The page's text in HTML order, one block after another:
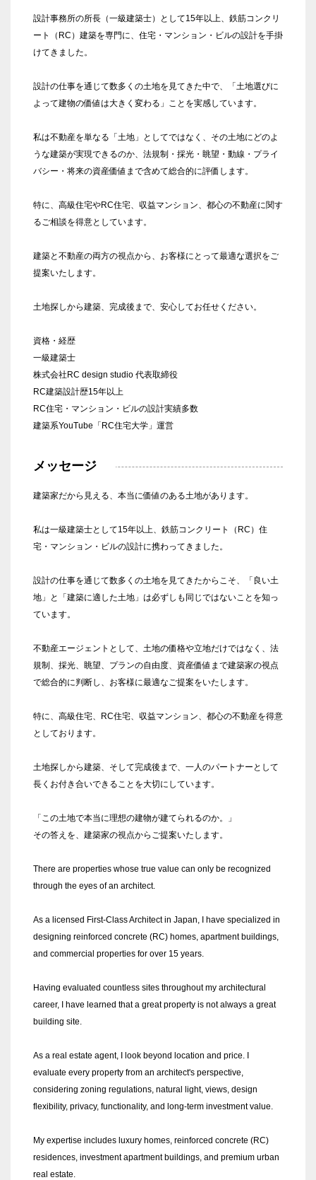
設計事務所の所長（一級建築士）として15年以上、鉄筋コンクリ
ート（RC）建築を専門に、住宅・マンション・ビルの設計を手掛
けてきました。
設計の仕事を通じて数多くの土地を見てきた中で、「土地選びに
よって建物の価値は大きく変わる」ことを実感しています。
私は不動産を単なる「土地」としてではなく、その土地にどのよ
うな建築が実現できるのか、法規制・採光・眺望・動線・プライ
バシー・将来の資産価値まで含めて総合的に評価します。
特に、高級住宅やRC住宅、収益マンション、都心の不動産に関す
るご相談を得意としています。
建築と不動産の両方の視点から、お客様にとって最適な選択をご
提案いたします。
土地探しから建築、完成後まで、安心してお任せください。
資格・経歴
一級建築士
株式会社RC design studio 代表取締役
RC建築設計歴15年以上
RC住宅・マンション・ビルの設計実績多数
建築系YouTube「RC住宅大学」運営
メッセージ
建築家だから見える、本当に価値のある土地があります。
私は一級建築士として15年以上、鉄筋コンクリート（RC）住
宅・マンション・ビルの設計に携わってきました。
設計の仕事を通じて数多くの土地を見てきたからこそ、「良い土
地」と「建築に適した土地」は必ずしも同じではないことを知っ
ています。
不動産エージェントとして、土地の価格や立地だけではなく、法
規制、採光、眺望、プランの自由度、資産価値まで建築家の視点
で総合的に判断し、お客様に最適なご提案をいたします。
特に、高級住宅、RC住宅、収益マンション、都心の不動産を得意
としております。
土地探しから建築、そして完成後まで、一人のパートナーとして
長くお付き合いできることを大切にしています。
「この土地で本当に理想の建物が建てられるのか。」
その答えを、建築家の視点からご提案いたします。
There are properties whose true value can only be recognized
through the eyes of an architect.
As a licensed First-Class Architect in Japan, I have specialized in
designing reinforced concrete (RC) homes, apartment buildings,
and commercial properties for over 15 years.
Having evaluated countless sites throughout my architectural
career, I have learned that a great property is not always a great
building site.
As a real estate agent, I look beyond location and price. I
evaluate every property from an architect's perspective,
considering zoning regulations, natural light, views, design
flexibility, privacy, functionality, and long-term investment value.
My expertise includes luxury homes, reinforced concrete (RC)
residences, investment apartment buildings, and premium urban
real estate.